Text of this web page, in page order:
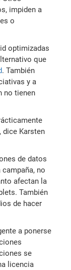
impiden a
o
optimizadas
que
. También
y a
no tienen
dice Karsten
de datos
no
afectan la
También
de hacer
a ponerse
se
licencia